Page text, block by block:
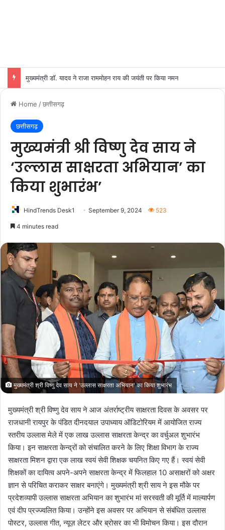
मुख्यमंत्री डॉ. यादव ने राजा राममोहन राय की जयंती पर किया नमन
Home /छत्तीसगढ़
छत्तीसगढ़
मुख्यमंत्री श्री विष्णु देव साय ने
‘उल्लास साक्षरता अभियान’ का
किया शुभारंभ’
HindTrends Desk1 September 9, 2024 523
4 minutes read
मुख्यमंत्री श्री विष्णु देव साय ने 'उल्लास साक्षरता अभियान' का किया शुभारंभ
मुख्यमंत्री श्री विष्णु देव साय ने आज अंतर्राष्ट्रीय साक्षरता दिवस के अवसर पर
राजधानी रायपुर के पंडित दीनदयाल उपाध्याय ऑडिटोरियम में आयोजित राज्य
स्तरीय उल्लास मेले में एक लाख उल्लास साक्षरता केन्द्र का वर्चुअल शुभारंभ
किया। इन साक्षरता केन्द्रों को संचालित करने के लिए शिक्षा विभाग के राज्य
साक्षरता मिशन द्वारा एक लाख स्वयं सेवी शिक्षक चयनित किए गए हैं। स्वयं सेवी
शिक्षकों का दायित्व अपने-अपने साक्षरता केन्द्र में फिलहाल 10 असाक्षरों को अक्षर
ज्ञान से परिचित कराकर साक्षर बनाएंगे। मुख्यमंत्री श्री साय ने इस मौके पर
प्रदेशव्यापी उल्लास साक्षरता अभियान का शुभारंभ मां सरस्वती की मूर्ति में माल्यार्पण
एवं दीप प्रज्ज्वलित किया। उन्होंने इस अवसर पर अभियान से संबंधित उल्लास
पोस्टर, उल्लास गीत, न्यूज़ लेटर और ब्रोसर का भी विमोचन किया। इस दौरान